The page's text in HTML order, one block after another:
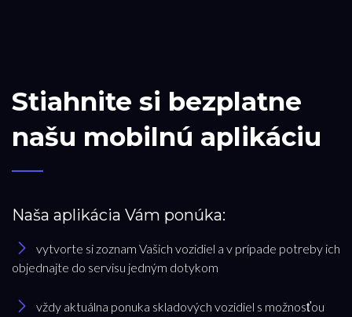
Stiahnite si bezplatne
našu mobilnú aplikáciu
Naša aplikácia Vám ponúka:
vytvorte si zoznam Vašich vozidiel a v prípade potreby ich
objednajte do servisu jedným dotykom
vždy aktuálna ponuka skladových vozidiel s možnosťou